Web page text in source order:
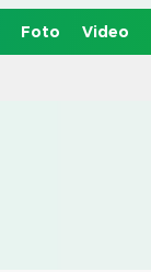
Foto Video